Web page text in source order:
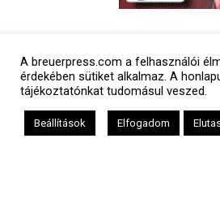
A breuerpress.com a felhasználói
érdekében sütiket alkalmaz. A
tájékoztatónkat tudomásul veszed.
Beállítások Elfogadom